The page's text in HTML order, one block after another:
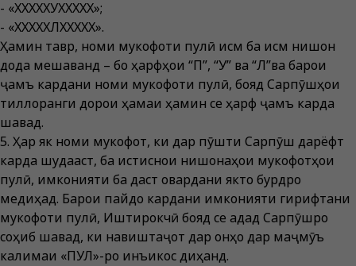
- «ХХХХХУХХХХХ»;
- «ХХХХХЛХХХХХ».
Ҳамин тавр, номи мукофоти пулӣ қисм ба қисм нишон
дода мешаванд – бо ҳарфҳои “П”, “У” ва “Л”ва барои
ҷамъ кардани номи мукофоти пулӣ, бояд Сарпӯшҳои
тиллоранги дорои ҳамаи ҳамин се ҳарф ҷамъ карда
шавад.
5. Ҳар як номи мукофот, ки дар пӯшти Сарпӯш дарёфт
карда шудааст, ба истиснои нишонаҳои мукофотҳои
пулӣ, имконияти ба даст овардани якто бурдро
медиҳад. Барои пайдо кардани имконияти гирифтани
мукофоти пулӣ, Иштирокчӣ бояд се адад Сарпӯшро
соҳиб шавад, ки навиштаҷот дар онҳо дар маҷмӯъ
калимаи «ПУЛ»-ро инъикос диҳанд.